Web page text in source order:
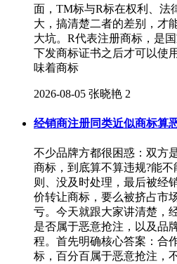
面，TM标与R标在权利、法
大，搞清楚二者的差别，才
大坑。R代表注册商标，是
下发商标证书之后才可以使
味着商标
2026-08-05 张晓艳 2
经销商注册同类近似商标算
不少品牌方都很困惑：双方
商标，到底算不算违规?能
则、没及时处理，最后被经
价转让商标，要么被挤占市
亏。今天就跟大家讲清楚，
是否属于恶意抢注，以及品
程。首先明确核心答案：合
标，百分百属于恶意抢注，